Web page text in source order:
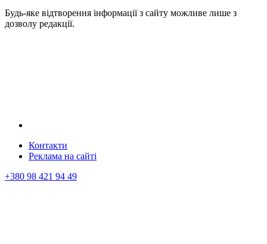
Будь-яке відтворення інформації з сайту можливе лише з
дозволу редакції.
Контакти
Реклама на сайтi
+380 98 421 94 49